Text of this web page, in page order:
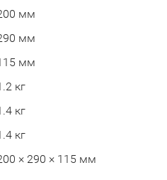
мм
мм
мм
кг
кг
кг
× 290 × 115 мм